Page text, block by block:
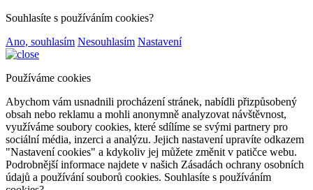
Souhlasíte s používáním cookies?
Ano, souhlasím Nesouhlasím Nastavení
Používáme cookies
Abychom vám usnadnili procházení stránek, nabídli přizpůsobený
obsah nebo reklamu a mohli anonymně analyzovat návštěvnost,
využíváme soubory cookies, které sdílíme se svými partnery pro
sociální média, inzerci a analýzu. Jejich nastavení upravíte odkazem
"Nastavení cookies" a kdykoliv jej můžete změnit v patičce webu.
Podrobnější informace najdete v našich Zásadách ochrany osobních
údajů a používání souborů cookies. Souhlasíte s používáním